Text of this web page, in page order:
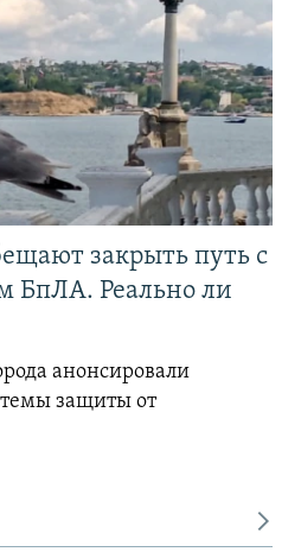
закрыть путь с
БпЛА. Реально ли
анонсировали
защиты от